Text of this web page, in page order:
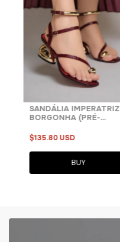
SANDÁLIA IMPERATRIZ
BORGONHA (PRÉ-
$135.80 USD
BUY